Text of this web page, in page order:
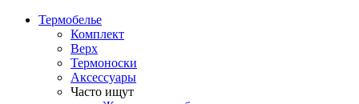
Термобелье
Комплект
Верх
Термоноски
Аксессуары
Часто ищут